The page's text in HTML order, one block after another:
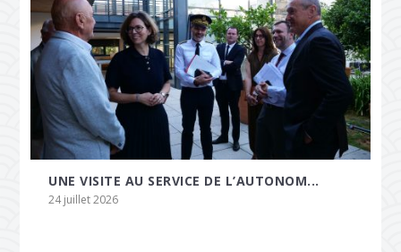
UNE VISITE AU SERVICE DE L’AUTONOM...
24 juillet 2026